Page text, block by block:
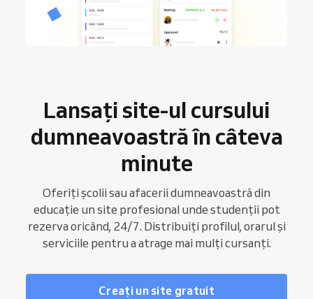
Lansați site-ul cursului
dumneavoastră în câteva
minute
Oferiți școlii sau afacerii dumneavoastră din
educație un site profesional unde studenții pot
rezerva oricând, 24/7. Distribuiți profilul, orarul și
serviciile pentru a atrage mai mulți cursanți.
Creați un site gratuit